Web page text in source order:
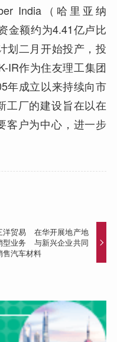
India（哈里亚纳
金额约为4.41亿卢比
划二月开始投产，投
IR作为住友理工集团
年成立以来持续向市
工厂的建设旨在以在
客户为中心，进一步
洋贸易 在华开展地产地
型业务 与新兴企业共同
售汽车材料